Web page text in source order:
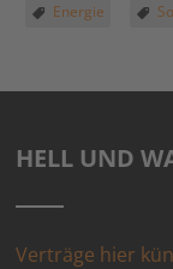
Energie
HELL UND
Verträge hier